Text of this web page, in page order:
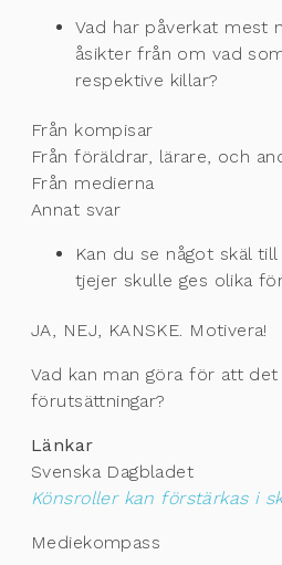
Vad har påverkat mest
åsikter från om vad
respektive killar?
Från kompisar
Från föräldrar, lärare, och
Från medierna
Annat svar
Kan du se något skäl
tjejer skulle ges olika
JA, NEJ, KANSKE. Motivera!
Vad kan man göra för att
förutsättningar?
Länkar
Svenska Dagbladet
Könsroller kan förstärkas i
Mediekompass